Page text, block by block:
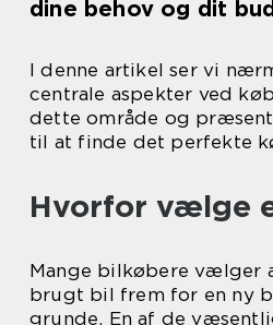
dine behov og dit
I denne artikel ser vi
centrale aspekter ved
dette område og
til at finde det perfekte
Hvorfor vælge
Mange bilkøbere vælger
brugt bil frem for en ny
grunde. En af de